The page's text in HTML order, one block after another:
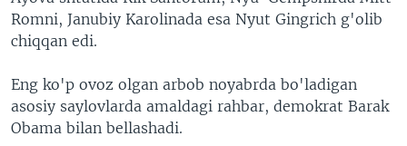
Romni, Janubiy Karolinada esa Nyut Gingrich g'olib
chiqqan edi.
Eng ko'p ovoz olgan arbob noyabrda bo'ladigan
asosiy saylovlarda amaldagi rahbar, demokrat Barak
Obama bilan bellashadi.